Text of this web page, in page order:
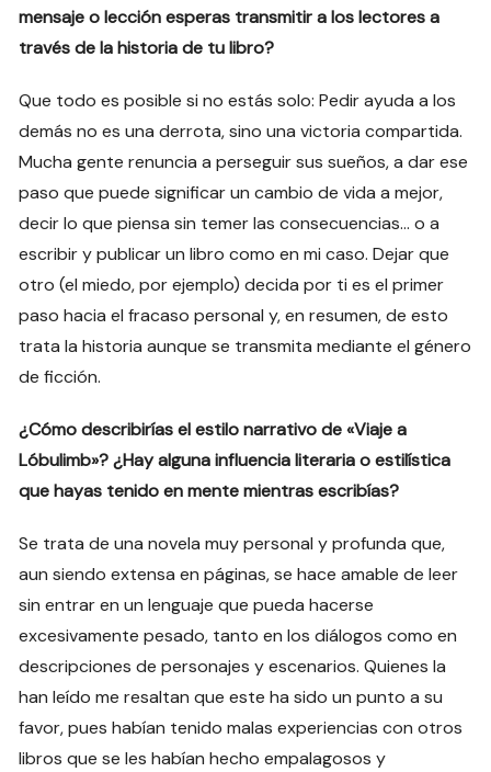
mensaje o lección esperas transmitir a los lectores a
través de la historia de tu libro?
Que todo es posible si no estás solo: Pedir ayuda a los
demás no es una derrota, sino una victoria compartida.
Mucha gente renuncia a perseguir sus sueños, a dar ese
paso que puede significar un cambio de vida a mejor,
decir lo que piensa sin temer las consecuencias… o a
escribir y publicar un libro como en mi caso. Dejar que
otro (el miedo, por ejemplo) decida por ti es el primer
paso hacia el fracaso personal y, en resumen, de esto
trata la historia aunque se transmita mediante el género
de ficción.
¿Cómo describirías el estilo narrativo de «Viaje a
Lóbulimb»? ¿Hay alguna influencia literaria o estilística
que hayas tenido en mente mientras escribías?
Se trata de una novela muy personal y profunda que,
aun siendo extensa en páginas, se hace amable de leer
sin entrar en un lenguaje que pueda hacerse
excesivamente pesado, tanto en los diálogos como en
descripciones de personajes y escenarios. Quienes la
han leído me resaltan que este ha sido un punto a su
favor, pues habían tenido malas experiencias con otros
libros que se les habían hecho empalagosos y